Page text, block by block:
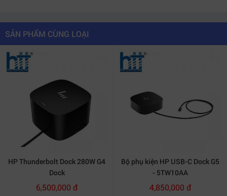
SẢN PHẨM CÙNG LOẠI
HP Thunderbolt Dock 280W G4
Dock
6,500,000 đ
Bộ phụ kiện HP USB-C Dock G5
- 5TW10AA
4,850,000 đ